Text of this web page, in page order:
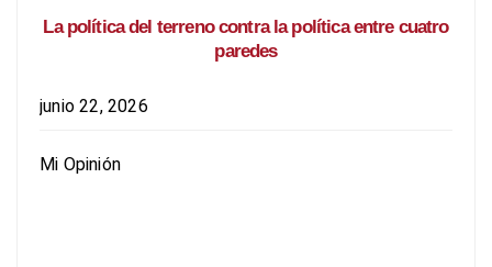
La política del terreno contra la política entre cuatro
paredes
junio 22, 2026
Mi Opinión